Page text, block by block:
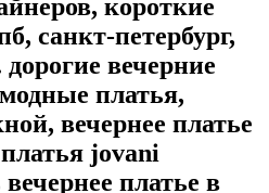
короткие
санкт-петербург,
вечерние
платья,
вечернее платье
jovani
платье в